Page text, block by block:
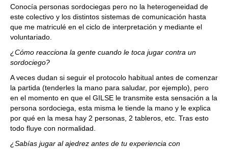
Conocía personas sordociegas pero no la heterogeneidad de
este colectivo y los distintos sistemas de comunicación hasta
que me matriculé en el ciclo de interpretación y mediante el
voluntariado.
¿Cómo reacciona la gente cuando le toca jugar contra un
sordociego?
A veces dudan si seguir el protocolo habitual antes de comenzar
la partida (tenderles la mano para saludar, por ejemplo), pero
en el momento en que el GILSE le transmite esta sensación a la
persona sordociega, esta misma le tiende la mano y le explica
por qué en la mesa hay 2 personas, 2 tableros, etc. Tras esto
todo fluye con normalidad.
¿Sabías jugar al ajedrez antes de tu experiencia con